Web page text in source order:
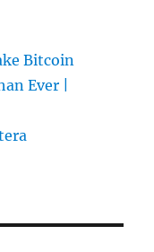
Bitcoin
Ever |